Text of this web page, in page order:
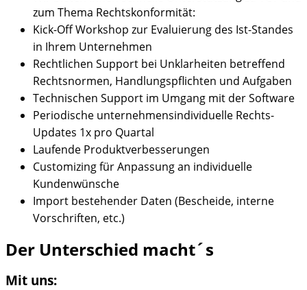
zum Thema Rechtskonformität:
Kick-Off Workshop zur Evaluierung des Ist-Standes
in Ihrem Unternehmen
Rechtlichen Support bei Unklarheiten betreffend
Rechtsnormen, Handlungspflichten und Aufgaben
Technischen Support im Umgang mit der Software
Periodische unternehmensindividuelle Rechts-
Updates 1x pro Quartal
Laufende Produktverbesserungen
Customizing für Anpassung an individuelle
Kundenwünsche
Import bestehender Daten (Bescheide, interne
Vorschriften, etc.)
Der Unterschied macht´s
Mit uns: